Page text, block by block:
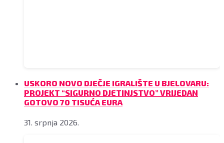
USKORO NOVO DJEČJE IGRALIŠTE U BJELOVARU:
PROJEKT “SIGURNO DJETINJSTVO” VRIJEDAN
GOTOVO 70 TISUĆA EURA
31. srpnja 2026.